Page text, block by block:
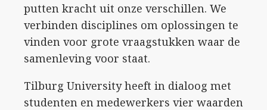
putten kracht uit onze verschillen. We
verbinden disciplines om oplossingen te
vinden voor grote vraagstukken waar de
samenleving voor staat.
Tilburg University heeft in dialoog met
studenten en medewerkers vier waarden